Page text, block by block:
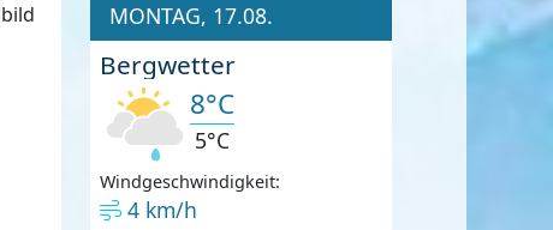
MONTAG, 17.08.
Bergwetter
8°C
5°C
Windgeschwindigkeit:
4 km/h